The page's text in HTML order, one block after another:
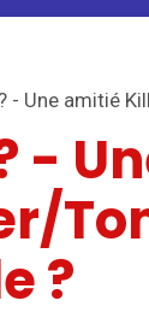
- Une amitié
-
?